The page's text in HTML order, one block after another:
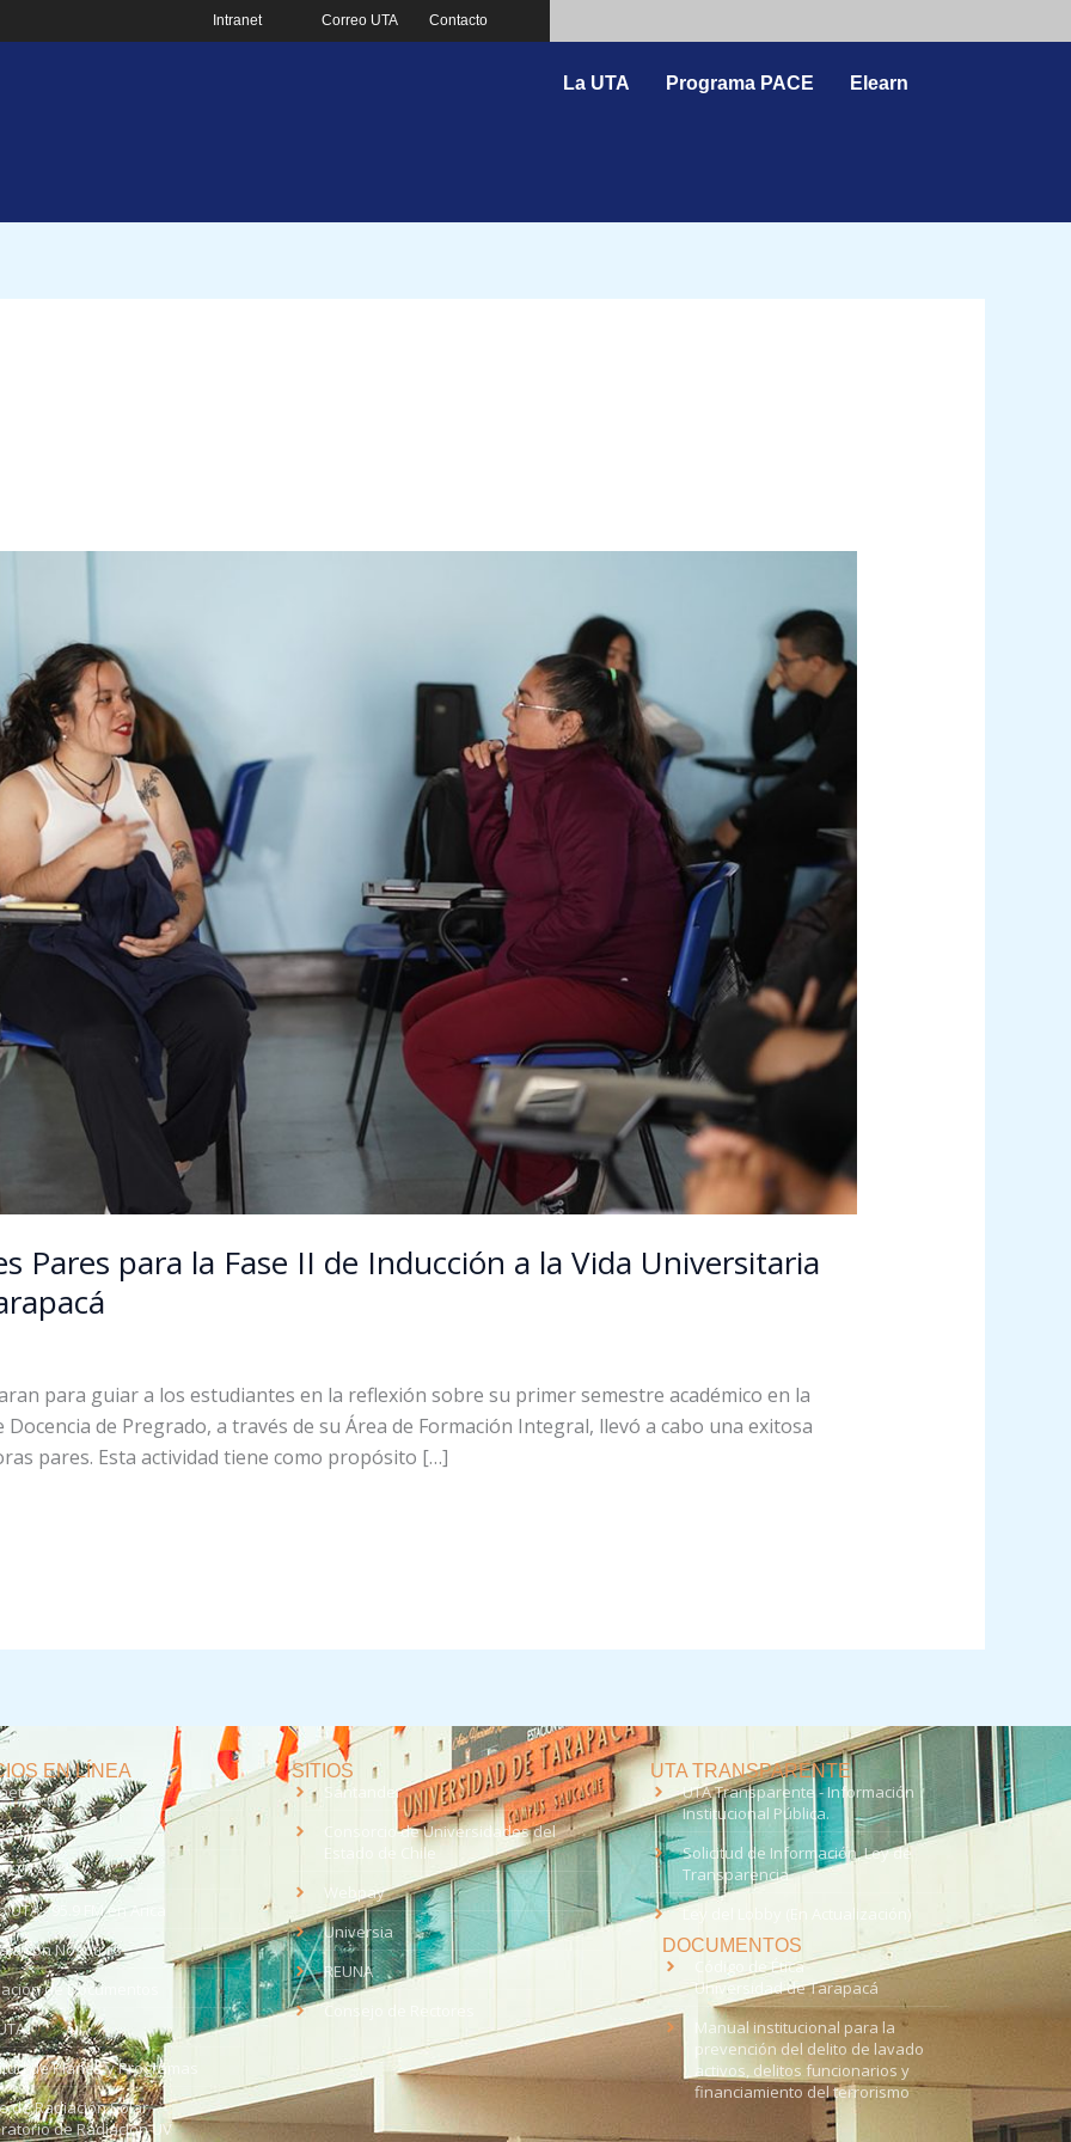
Intranet Correo UTA Contacto
La UTA Programa PACE Elearn
Pares para la Fase II de Inducción a la Vida Universitaria
para guiar a los estudiantes en la reflexión sobre su primer semestre académico en la
Docencia de Pregrado, a través de su Área de Formación Integral, llevó a cabo una exitosa
pares. Esta actividad tiene como propósito […]
EN LÍNEA
UTA
UTAmed
UTA - 95.9 FM en Arica
con Nosotros
de Documentos
de Planes y Programas
de Radiación Solar -
de Radiación UV
SITIOS
Santander
Consorcio de Universidades del
Estado de Chile
Webpay
Universia
REUNA
UTA TRANSPARENTE
UTA Transparente - Información
Institucional Pública.
Solicitud de Información, Ley de
Transparencia
Ley del Lobby (En Actualización)
DOCUMENTOS
Código de Ética
Universidad de Tarapacá
Manual institucional para la
prevención del delito de lavado
activos, delitos funcionarios y
financiamiento del terrorismo